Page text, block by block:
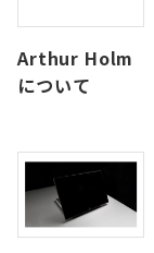
Arthur Holm
について